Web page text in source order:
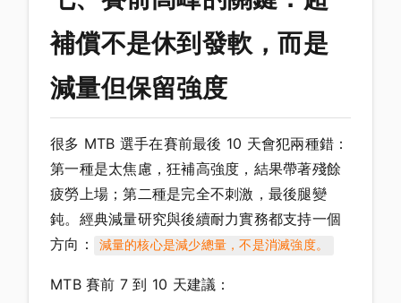
補償不是休到發軟，而是
減量但保留強度
很多 MTB 選手在賽前最後 10 天會犯兩種錯：
第一種是太焦慮，狂補高強度，結果帶著殘餘
疲勞上場；第二種是完全不刺激，最後腿變
鈍。經典減量研究與後續耐力實務都支持一個
方向：
減量的核心是減少總量，不是消滅強度。
MTB 賽前 7 到 10 天建議：